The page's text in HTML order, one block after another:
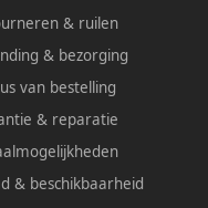
& ruilen
& bezorging
van bestelling
& reparatie
& beschikbaarheid